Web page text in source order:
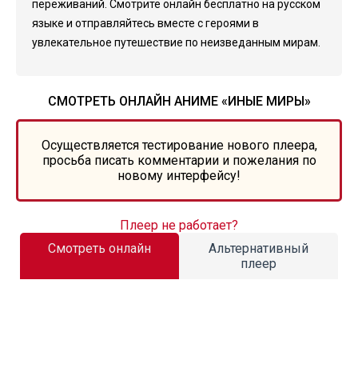
переживаний. Смотрите онлайн бесплатно на русском
языке и отправляйтесь вместе с героями в
увлекательное путешествие по неизведанным мирам.
СМОТРЕТЬ ОНЛАЙН АНИМЕ «ИНЫЕ МИРЫ»
Осуществляется тестирование нового плеера,
просьба писать комментарии и пожелания по
новому интерфейсу!
Смотреть онлайн
Альтернативный
плеер
Плеер не работает?